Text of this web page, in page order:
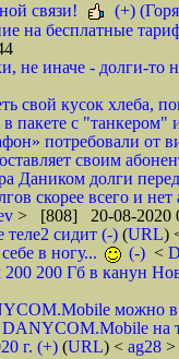
связи!
(+)
на бесплатные
не иначе - долги-то
свой кусок хлеба,
в пакете с
потребовали от
своим
Даником долги
скорее всего и
> [808] 20-08-2020
теле2 сидит (-) (URL)
в ногу...
(-) <
200 Гб в канун
можно в
DANYCOM.Mobile
г. (+) (URL) < ag28 >